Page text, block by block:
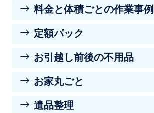
料金と体積ごとの作業事例
定額パック
お引越し前後の不用品
お家丸ごと
遺品整理